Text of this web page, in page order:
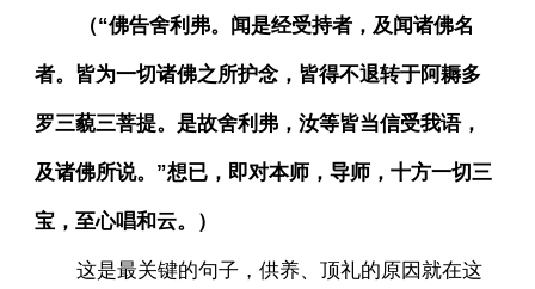
（“佛告舍利弗。闻是经受持者，及闻诸佛名
者。皆为一切诸佛之所护念，皆得不退转于阿耨多
罗三藐三菩提。是故舍利弗，汝等皆当信受我语，
及诸佛所说。”想已，即对本师，导师，十方一切三
宝，至心唱和云。）
这是最关键的句子，供养、顶礼的原因就在这